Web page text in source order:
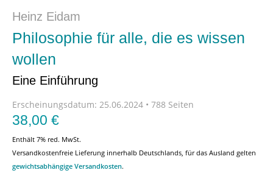
Heinz Eidam
Philosophie für alle, die es wissen
wollen
Eine Einführung
Erscheinungsdatum: 25.06.2024 • 788 Seiten
38,00 €
Enthält 7% red. MwSt.
Versandkostenfreie Lieferung innerhalb Deutschlands, für das Ausland gelten
gewichtsabhängige Versandkosten.